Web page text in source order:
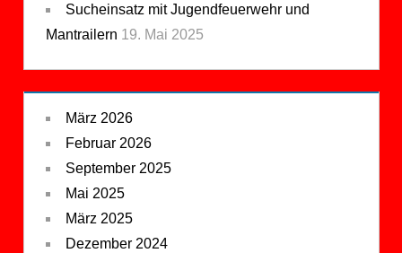
Sucheinsatz mit Jugendfeuerwehr und
Mantrailern 19. Mai 2025
März 2026
Februar 2026
September 2025
Mai 2025
März 2025
Dezember 2024